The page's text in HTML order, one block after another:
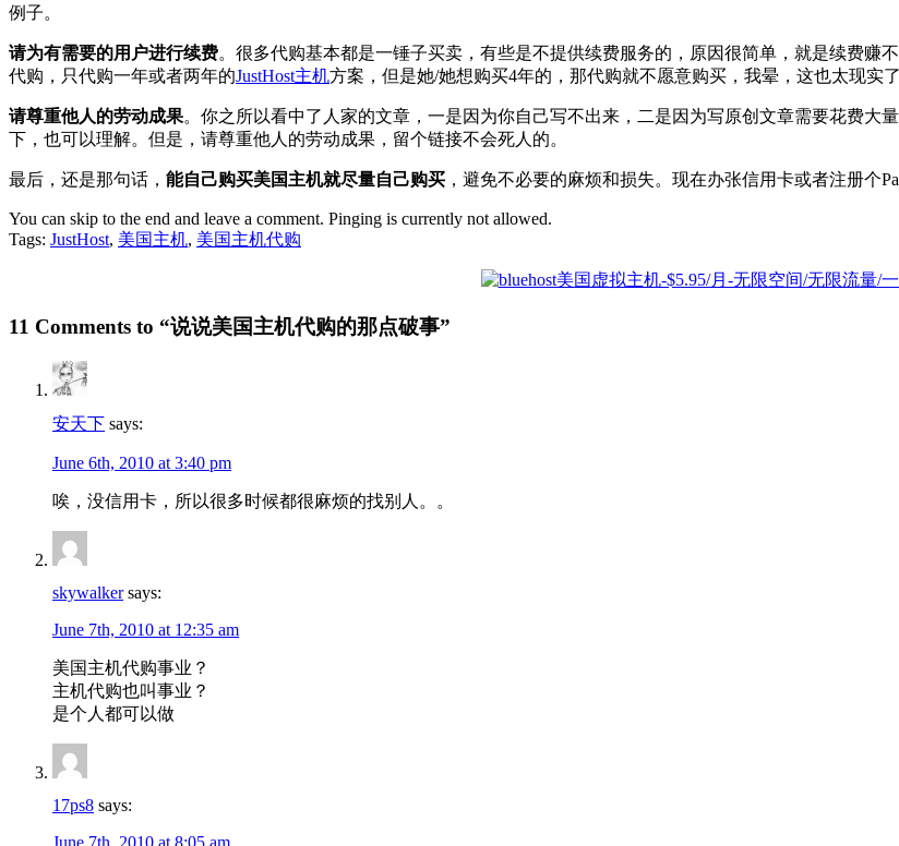
例子。
请为有需要的用户进行续费。很多代购基本都是一锤子买卖，有些是不提供续费服务的，原因很简单，就是续费赚
代购，只代购一年或者两年的JustHost主机方案，但是她/她想购买4年的，那代购就不愿意购买，我晕，这也太现实
请尊重他人的劳动成果。你之所以看中了人家的文章，一是因为你自己写不出来，二是因为写原创文章需要花费大
下，也可以理解。但是，请尊重他人的劳动成果，留个链接不会死人的。
最后，还是那句话， 能自己购买美国主机就尽量自己购买 ，避免不必要的麻烦和损失。现在办张信用卡或者注册个
You can skip to the end and leave a comment. Pinging is currently not allowed.
Tags: JustHost, 美国主机, 美国主机代购
11 Comments to “说说美国主机代购的那点破事”
安天下 says:
June 6th, 2010 at 3:40 pm
唉，没信用卡，所以很多时候都很麻烦的找别人。。
skywalkersays:
June 7th, 2010 at 12:35 am
美国主机代购事业？
主机代购也叫事业？
是个人都可以做
17ps8 says: